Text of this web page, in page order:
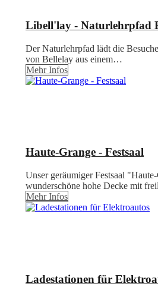
Libell'lay - Naturlehrpfad
Der Naturlehrpfad lädt die
von Bellelay aus einem…
Mehr Infos
Haute-Grange - Festsaal
Unser geräumiger Festsaal
wunderschöne hohe Decke mit
Mehr Infos
Ladestationen für